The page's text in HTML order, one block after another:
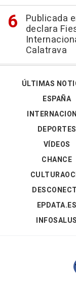
Publicada
declara
Calatrava
ÚLTIMAS
ESPAÑA
DEPORTES
VÍDEOS
CHANCE
EPDATA.ES
INFOSALUS